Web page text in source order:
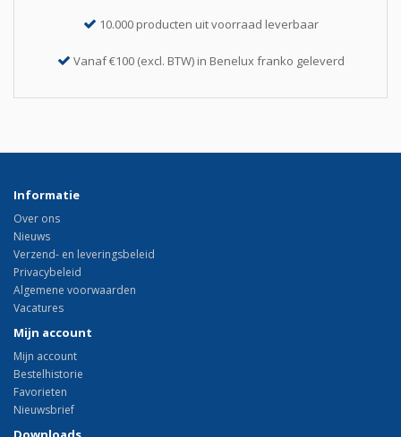
10.000 producten uit voorraad leverbaar
Vanaf €100 (excl. BTW) in Benelux franko geleverd
Informatie
Over ons
Nieuws
Verzend- en leveringsbeleid
Privacybeleid
Algemene voorwaarden
Vacatures
Mijn account
Mijn account
Bestelhistorie
Favorieten
Nieuwsbrief